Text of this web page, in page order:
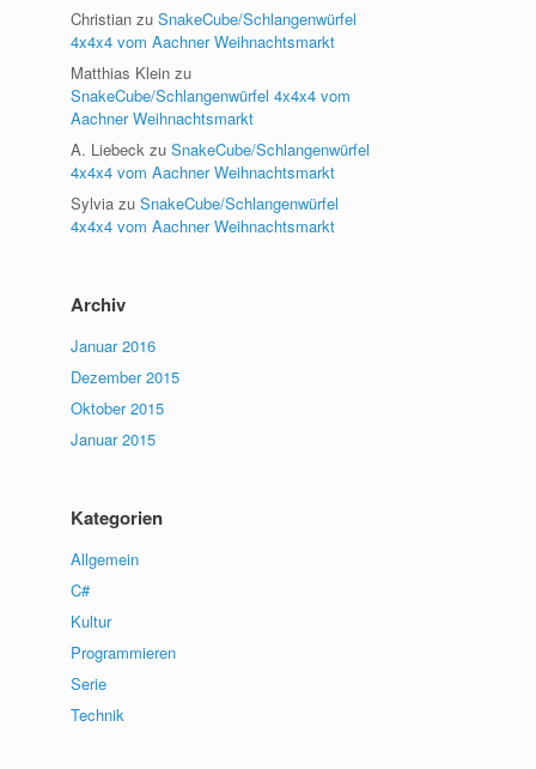
Christian zuSnakeCube/Schlangenwürfel
4x4x4 vom Aachner Weihnachtsmarkt
Matthias Klein zu
SnakeCube/Schlangenwürfel 4x4x4 vom
Aachner Weihnachtsmarkt
A. Liebeck zuSnakeCube/Schlangenwürfel
4x4x4 vom Aachner Weihnachtsmarkt
Sylvia zuSnakeCube/Schlangenwürfel
4x4x4 vom Aachner Weihnachtsmarkt
Archiv
Januar 2016
Dezember 2015
Oktober 2015
Januar 2015
Kategorien
Allgemein
C#
Kultur
Programmieren
Serie
Technik